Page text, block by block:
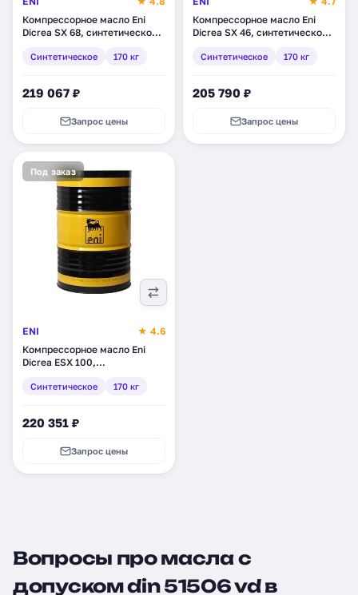
Компрессорное масло Eni
Dicrea SX 68, синтетическое,
Синтетическое 170 кг
219 067 ₽
Запрос цены
Компрессорное масло Eni
Dicrea SX 46, синтетическое,
Синтетическое 170 кг
205 790 ₽
Запрос цены
Под заказ
ENI
★ 4.6
Компрессорное масло Eni
Dicrea ESX 100,
(728811)
Синтетическое 170 кг
220 351 ₽
Запрос цены
Вопросы про масла с
допуском din 51506 vd в